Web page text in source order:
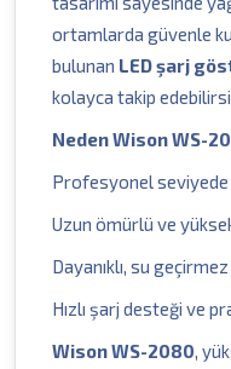
ortamlarda güvenle
bulunan LED şarj
kolayca takip
Neden Wison WS-
Profesyonel seviyede
Uzun ömürlü ve
Dayanıklı, su
Hızlı şarj desteği ve
Wison WS-2080,